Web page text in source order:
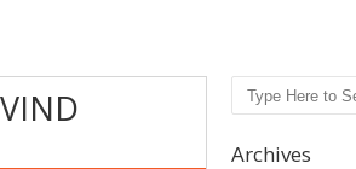
Search
Archives